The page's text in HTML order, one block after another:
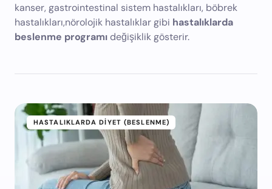
kanser, gastrointestinal sistem hastalıkları, böbrek
hastalıkları,nörolojik hastalıklar gibi hastalıklarda
beslenme programıdeğişiklik gösterir.
HASTALIKLARDA DIYET (BESLENME)